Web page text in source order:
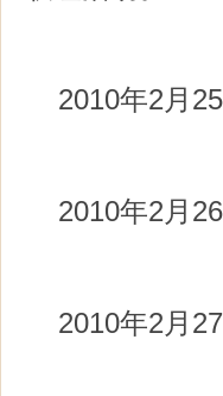
2010年2月
2010年2月
2010年2月